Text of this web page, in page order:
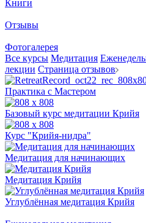
Книги
Отзывы
Фотогалерея
Все курсы Медитация
лекции Страница отзывов
Практика с Мастером
Базовый курс медитации Крийя
Курс "Крийя-нидра"
Медитация для начинающих
Медитация Крийя
Углублённая медитация Крийя